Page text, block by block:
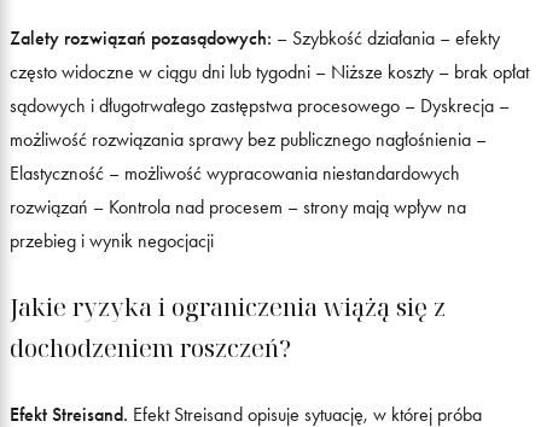
Zalety rozwiązań pozasądowych: – Szybkość działania – efekty
często widoczne w ciągu dni lub tygodni – Niższe koszty – brak opłat
sądowych i długotrwałego zastępstwa procesowego – Dyskrecja –
możliwość rozwiązania sprawy bez publicznego nagłośnienia –
Elastyczność – możliwość wypracowania niestandardowych
rozwiązań – Kontrola nad procesem – strony mają wpływ na
przebieg i wynik negocjacji
Jakie ryzyka i ograniczenia wiążą się z
dochodzeniem roszczeń?
Efekt Streisand. Efekt Streisand opisuje sytuację, w której próba